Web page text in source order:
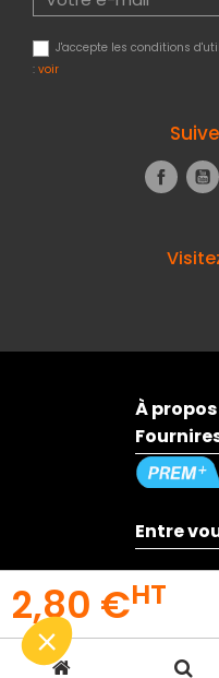
2,80 €HT
J'accepte les conditions
: voir
À
Entre
Besoin
©